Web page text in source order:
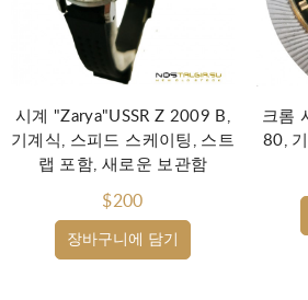
장바구니에 담기
시계 "Zarya"USSR Z 2009 B,
기계식, 스피드 스케이팅, 스트
랩 포함, 새로운 보관함
$200
크롬
80,